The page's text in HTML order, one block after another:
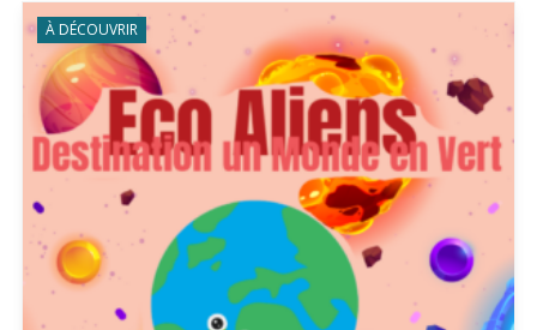
À DÉCOUVRIR